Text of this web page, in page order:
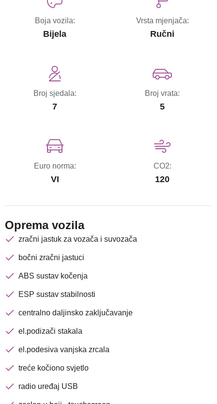
Boja vozila:
Bijela
Vrsta mjenjača:
Ručni
Broj sjedala:
7
Broj vrata:
5
Euro norma:
VI
CO2:
120
Oprema vozila
zračni jastuk za vozača i suvozača
bočni zračni jastuci
ABS sustav kočenja
ESP sustav stabilnosti
centralno daljinsko zaključavanje
el.podizači stakala
el.podesiva vanjska zrcala
treće kočiono svjetlo
radio uređaj USB
Nova lokacija - Slavonska
Brza pretraga